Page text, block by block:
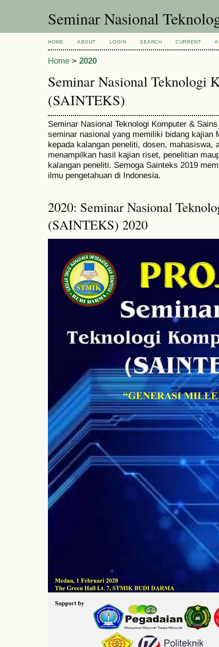
Seminar Nasional
HOME ABOUT LOGIN SEARCH CURRENT
Home > 2020
Seminar Nasional Teknologi
(SAINTEKS)
Seminar Nasional Teknologi Komputer &
seminar nasional yang memiliki bidang kajian
kepada kalangan peneliti, dosen, mahasiswa,
menampilkan hasil kajian riset, penelitian
kalangan peneliti. Semoga Sainteks 2019
ilmu pengetahuan di Indonesia.
2020: Seminar Nasional
(SAINTEKS) 2020